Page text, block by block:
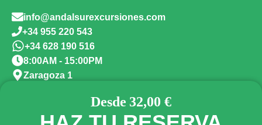
32,00 €
info@andalsurexcursiones.com
+34 955 220 543
+34 628 190 516
8:00AM - 15:00PM
Zaragoza 1
Política de privacidad Política de cookies
Condiciones generales Aviso Legal